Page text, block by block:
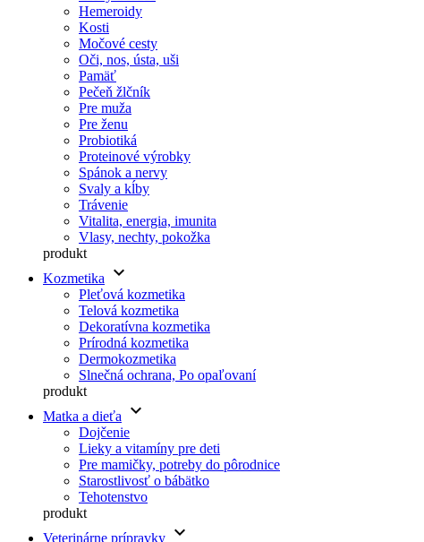
Hemeroidy
Kosti
Močové cesty
Oči, nos, ústa, uši
Pamäť
Pečeň žlčník
Pre muža
Pre ženu
Probiotiká
Proteinové výrobky
Spánok a nervy
Svaly a kĺby
Trávenie
Vitalita, energia, imunita
Vlasy, nechty, pokožka
produkt
Kozmetika
keyboard_arrow_down
Pleťová kozmetika
Telová kozmetika
Dekoratívna kozmetika
Prírodná kozmetika
Dermokozmetika
Slnečná ochrana, Po opaľovaní
produkt
Matka a dieťa
keyboard_arrow_down
Dojčenie
Lieky a vitamíny pre deti
Pre mamičky, potreby do pôrodnice
Starostlivosť o bábätko
Tehotenstvo
produkt
Veterinárne prípravky keyboard_arrow_down